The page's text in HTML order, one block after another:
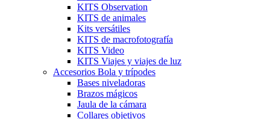
KITS Observation
KITS de animales
Kits versátiles
KITS de macrofotografía
KITS Video
KITS Viajes y viajes de luz
Accesorios Bola y trípodes
Bases niveladoras
Brazos mágicos
Jaula de la cámara
Collares objetivos